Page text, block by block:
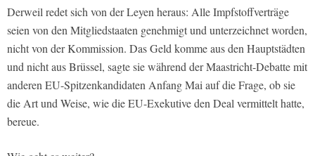
Derweil redet sich von der Leyen heraus: Alle Impfstoffverträge
seien von den Mitgliedstaaten genehmigt und unterzeichnet worden,
nicht von der Kommission. Das Geld komme aus den Hauptstädten
und nicht aus Brüssel, sagte sie während der Maastricht-Debatte mit
anderen EU-Spitzenkandidaten Anfang Mai auf die Frage, ob sie
die Art und Weise, wie die EU-Exekutive den Deal vermittelt hatte,
bereue.